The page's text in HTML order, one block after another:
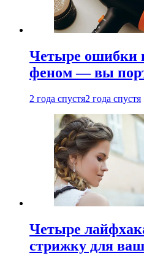
Четыре ошибки
феном — вы
2 года спустя2 года спустя
Четыре
стрижку для